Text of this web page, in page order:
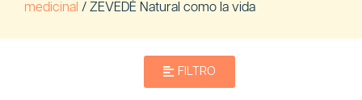
medicinal / ZEVEDÉ Natural como la vida
FILTRO